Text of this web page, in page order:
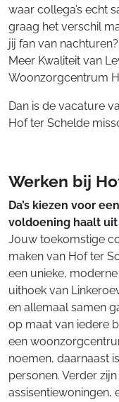
waar collega’s echt
graag het verschil
jij fan van
Meer Kwaliteit van
Woonzorgcentrum
Dan is de vacature
Hof ter Schelde
Werken bij
Da’s kiezen voor
voldoening haalt
Jouw toekomstige
maken van Hof ter
een unieke,
uithoek van
en allemaal samen
op maat van iedere
een
noemen, daarnaast
personen. Verder
assisentiewoningen,